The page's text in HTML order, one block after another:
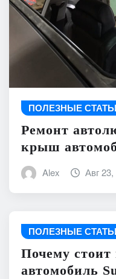
ПОЛЕЗНЫЕ
Ремонт
крыш
Alex Авг
ПОЛЕЗНЫЕ
Почему стоит
автомобиль